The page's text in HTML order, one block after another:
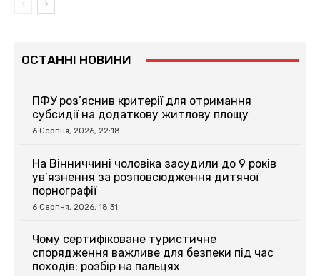
ОСТАННІ НОВИНИ
ПФУ роз’яснив критерії для отримання
субсидії на додаткову житлову площу
6 Серпня, 2026, 22:18
На Вінниччині чоловіка засудили до 9 років
ув’язнення за розповсюдження дитячої
порнографії
6 Серпня, 2026, 18:31
Чому сертифіковане туристичне
спорядження важливе для безпеки під час
походів: розбір на пальцях